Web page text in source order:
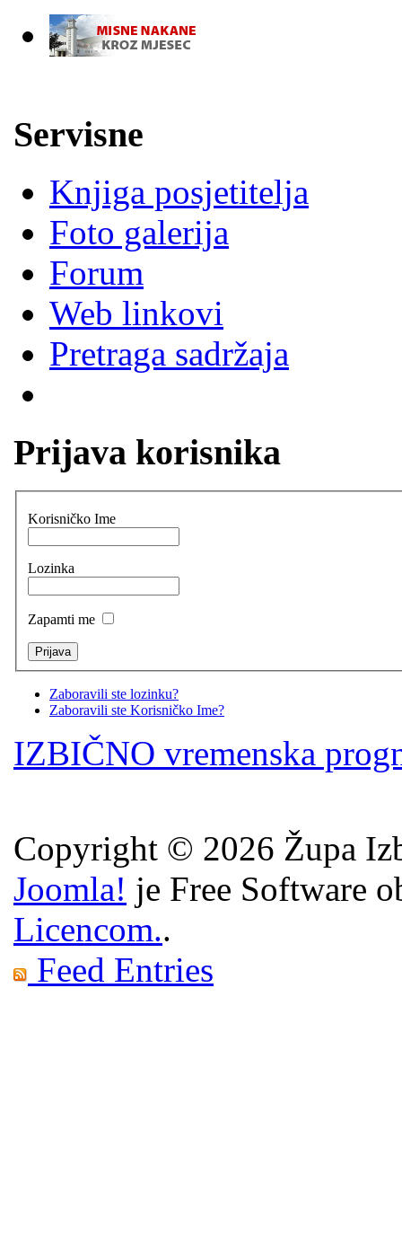
Servisne
Knjiga posjetitelja
Foto galerija
Forum
Web linkovi
Pretraga sadržaja
Prijava korisnika
Korisničko Ime
Lozinka
Zapamti me
Zaboravili ste lozinku?
Zaboravili ste Korisničko Ime?
IZBIČNO vremenska
Copyright © 2026 Župa
Joomla! je Free Software
Licencom..
Feed Entries